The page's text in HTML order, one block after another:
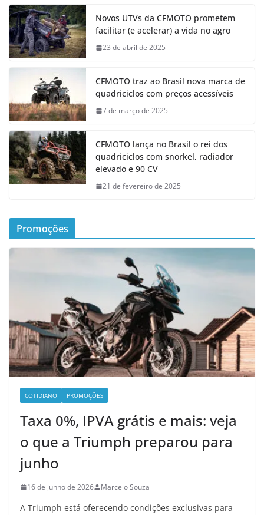
Novos UTVs da CFMOTO prometem
facilitar (e acelerar) a vida no agro
23 de abril de 2025
CFMOTO traz ao Brasil nova marca de
quadriciclos com preços acessíveis
7 de março de 2025
CFMOTO lança no Brasil o rei dos
quadriciclos com snorkel, radiador
elevado e 90 CV
21 de fevereiro de 2025
Promoções
COTIDIANO PROMOÇÕES
Taxa 0%, IPVA grátis e mais: veja
o que a Triumph preparou para
junho
16 de junho de 2026 Marcelo Souza
A Triumph está oferecendo condições exclusivas para